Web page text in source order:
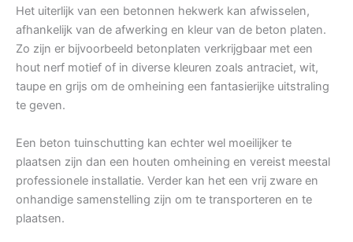
Het uiterlijk van een betonnen hekwerk kan afwisselen,
afhankelijk van de afwerking en kleur van de beton platen.
Zo zijn er bijvoorbeeld betonplaten verkrijgbaar met een
hout nerf motief of in diverse kleuren zoals antraciet, wit,
taupe en grijs om de omheining een fantasierijke uitstraling
te geven.
Een beton tuinschutting kan echter wel moeilijker te
plaatsen zijn dan een houten omheining en vereist meestal
professionele installatie. Verder kan het een vrij zware en
onhandige samenstelling zijn om te transporteren en te
plaatsen.